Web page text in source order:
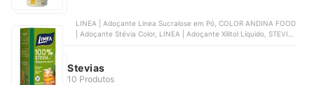
LINEA | Adoçante Linea Sucralose em Pó, COLOR ANDINA FOOD
| Adoçante Stévia Color, LINEA | Adoçante Xilitol Líquido, STEVITA
Stevias
10 Produtos